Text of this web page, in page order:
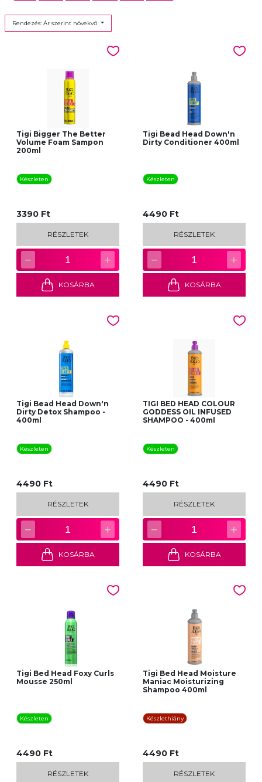
Rendezés: Ár szerint növekvő
Tigi Bigger The Better
Volume Foam Sampon
200ml
Készleten
3390 Ft
RÉSZLETEK
− 1 +
KOSÁRBA
Tigi Bead Head Down'n
Dirty Conditioner 400ml
Készleten
4490 Ft
RÉSZLETEK
− 1 +
KOSÁRBA
Tigi Bead Head Down'n
Dirty Detox Shampoo -
400ml
Készleten
4490 Ft
RÉSZLETEK
− 1 +
KOSÁRBA
TIGI BED HEAD COLOUR
GODDESS OIL INFUSED
SHAMPOO - 400ml
Készleten
4490 Ft
RÉSZLETEK
− 1 +
KOSÁRBA
Tigi Bed Head Foxy Curls
Mousse 250ml
Készleten
4490 Ft
RÉSZLETEK
Tigi Bed Head Moisture
Maniac Moisturizing
Shampoo 400ml
Készlethiány
4490 Ft
RÉSZLETEK